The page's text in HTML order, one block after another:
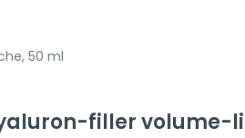
50 ml
filler volume-